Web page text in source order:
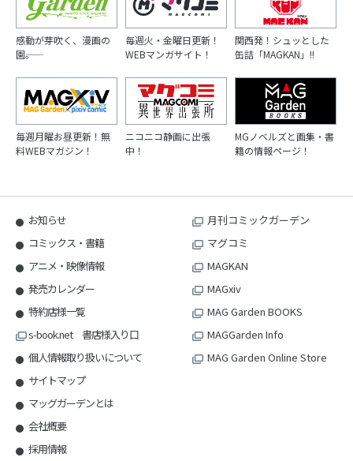
感動が芽吹く、漫画の
園――。
毎週火・金曜日更新！
WEBマンガサイト！
関西発！シュッとした
缶詰「MAGKAN」!!
毎週月曜お昼更新！無
料WEBマガジン！
ニコニコ静画に出張
中！
MGノベルズと画集・書
籍の情報ページ！
お知らせ
コミックス・書籍
アニメ・映像情報
発売カレンダー
特約店様一覧
s-book.net 書店様入り口
個人情報取り扱いについて
サイトマップ
マッグガーデンとは
会社概要
採用情報
月刊コミックガーデン
マグコミ
MAGKAN
MAGxiv
MAG Garden BOOKS
MAGGarden Info
MAG Garden Online Store